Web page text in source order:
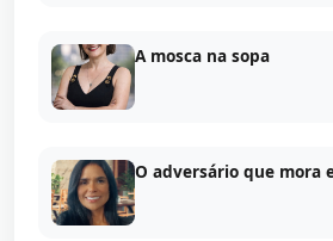
A mosca na sopa
O adversário que mora